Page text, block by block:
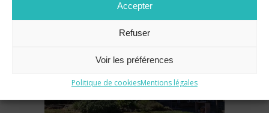
Accepter
Refuser
Voir les préférences
Politique de cookiesMentions légales